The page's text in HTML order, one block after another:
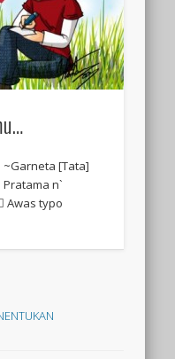
~Garneta [Tata]
n`
Awas typo